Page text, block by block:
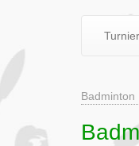
Badminton